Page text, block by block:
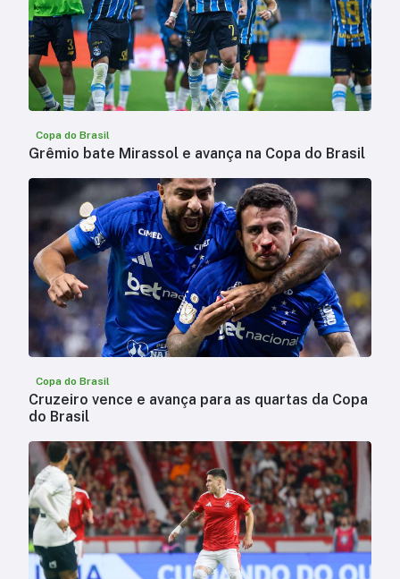
Copa do Brasil
Grêmio bate Mirassol e avança na Copa do Brasil
Copa do Brasil
Cruzeiro vence e avança para as quartas da Copa
do Brasil